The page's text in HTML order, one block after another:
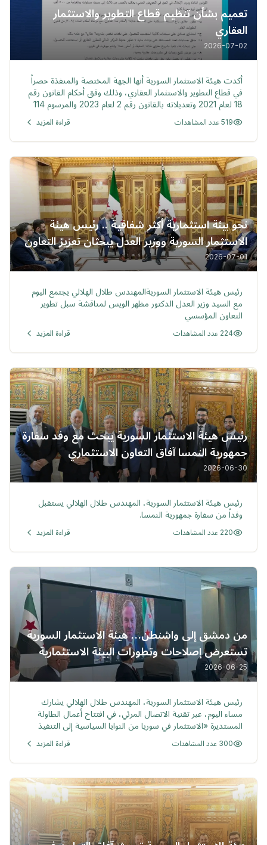
تعميم بشأن تنظيم قطاع التطوير والاستثمار
العقاري
2026-07-02
أكدت هيئة الاستثمار السورية أنها الجهة المختصة والمنفذة حصراً
في قطاع التطوير والاستثمار العقاري، وذلك وفق أحكام القانون رقم
18 لعام 2021 وتعديلاته بالقانون رقم 2 لعام 2023 والمرسوم 114
519 عدد المشاهدات قراءة المزيد
نحو بيئة استثمارية أكثر شفافية .. رئيس هيئة
الاستثمار السورية ووزير العدل يبحثان تعزيز التعاون
المؤسسي لدعم البيئة الاستثمارية
2026-07-01
رئيس هيئة الاستثمار السوريةالمهندس طلال الهلالي يجتمع اليوم
مع السيد وزير العدل الدكتور مظهر الويس لمناقشة سبل تطوير
التعاون المؤسسي
224 عدد المشاهدات قراءة المزيد
رئيس هيئة الاستثمار السورية يبحث مع وفد سفارة
جمهورية النمسا آفاق التعاون الاستثماري
2026-06-30
رئيس هيئة الاستثمار السورية، المهندس طلال الهلالي يستقبل
وفداً من سفارة جمهورية النمسا.
220 عدد المشاهدات قراءة المزيد
من دمشق إلى واشنطن… هيئة الاستثمار السورية
تستعرض إصلاحات وتطورات البيئة الاستثمارية
أمام مجتمع الاستثمار الدولي
2026-06-25
رئيس هيئة الاستثمار السورية، المهندس طلال الهلالي يشارك
مساء اليوم، عبر تقنية الاتصال المرئي، في افتتاح أعمال الطاولة
المستديرة «الاستثمار في سوريا من النوايا السياسية إلى التنفيذ
300 عدد المشاهدات قراءة المزيد